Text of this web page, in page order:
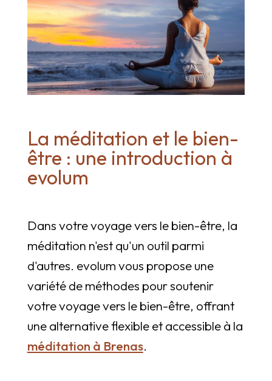
La méditation et le bien-
être : une introduction à
evolum
Dans votre voyage vers le bien-être, la
méditation n'est qu'un outil parmi
d'autres. evolum vous propose une
variété de méthodes pour soutenir
votre voyage vers le bien-être, offrant
une alternative flexible et accessible à la
méditation à Brenas.